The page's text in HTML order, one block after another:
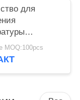
для
DIP,
MOQ:100pcs